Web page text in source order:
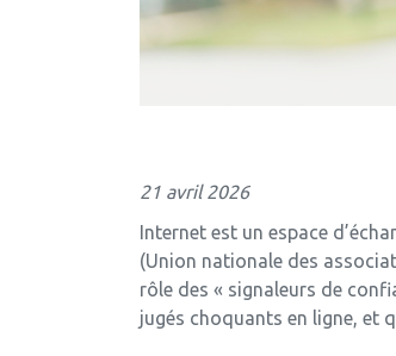
21 avril 2026
Internet est un espace
(Union nationale des
rôle des « signaleurs de
jugés choquants en ligne, et